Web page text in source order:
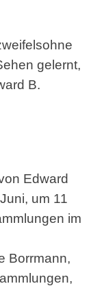
gelernt,
B.
Edward
um 11
im
Borrmann,